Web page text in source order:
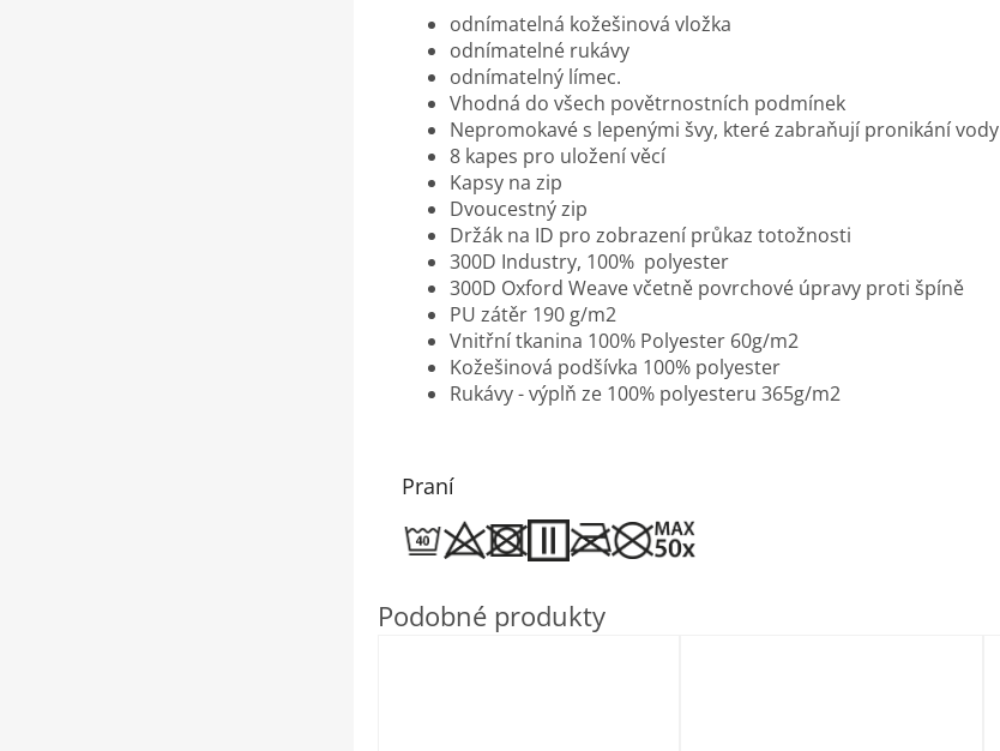
odnímatelná kožešinová vložka
odnímatelné rukávy
odnímatelný límec.
Vhodná do všech povětrnostních podmínek
Nepromokavé s lepenými švy, které zabraňují pronikání vody
8 kapes pro uložení věcí
Kapsy na zip
Dvoucestný zip
Držák na ID pro zobrazení průkaz totožnosti
300D Industry, 100% polyester
300D Oxford Weave včetně povrchové úpravy proti špíně
PU zátěr 190 g/m2
Vnitřní tkanina 100% Polyester 60g/m2
Kožešinová podšívka 100% polyester
Rukávy - výplň ze 100% polyesteru 365g/m2
Praní